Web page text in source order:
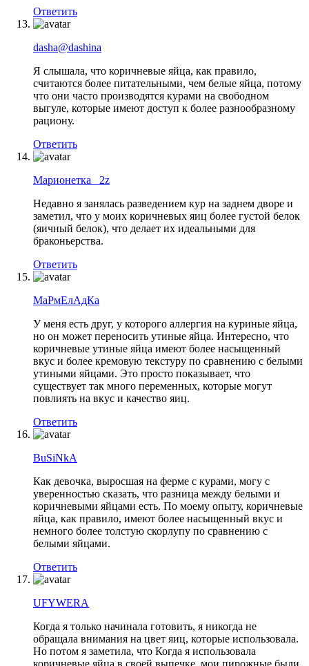
Ответить
dasha@dashina
Я слышала, что коричневые яйца, как правило,
считаются более питательными, чем белые яйца, потому
что они часто производятся курами на свободном
выгуле, которые имеют доступ к более разнообразному
рациону.
Ответить
Марионетка _2z
Недавно я занялась разведением кур на заднем дворе и
заметил, что у моих коричневых яиц более густой белок
(яичный белок), что делает их идеальными для
браконьерства.
Ответить
МаРмЕлАдКа
У меня есть друг, у которого аллергия на куриные яйца,
но он может переносить утиные яйца. Интересно, что
коричневые утиные яйца имеют более насыщенный
вкус и более кремовую текстуру по сравнению с белыми
утиными яйцами. Это просто показывает, что
существует так много переменных, которые могут
повлиять на вкус и качество яиц.
Ответить
BuSiNkA
Как девочка, выросшая на ферме с курами, могу с
уверенностью сказать, что разница между белыми и
коричневыми яйцами есть. По моему опыту, коричневые
яйца, как правило, имеют более насыщенный вкус и
немного более толстую скорлупу по сравнению с
белыми яйцами.
Ответить
UFYWERA
Когда я только начинала готовить, я никогда не
обращала внимания на цвет яиц, которые использовала.
Но потом я заметила, что Когда я использовала
коричневые яйца в своей выпечке, мои пирожные были